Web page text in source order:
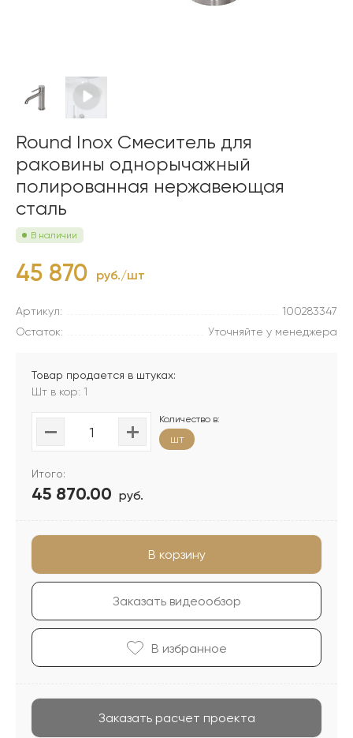
Round Inox Смеситель для
раковины однорычажный
полированная нержавеющая
сталь
В наличии
45 870 руб./шт
Артикул:
100283347
Остаток:
Уточняйте у менеджера
Товар продается в штуках:
Шт в кор: 1
Количество в:
шт
Итого:
45 870.00 руб.
В корзину
Заказать видеообзор
В избранноe
Заказать расчет проекта